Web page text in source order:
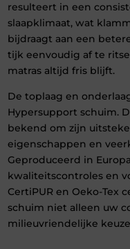
resulteert in een
slaapklimaat, wat
bijdraagt aan een
tijk eenvoudig af te
matras altijd fris blijft.
De toplaag en
Hypersupport schuim.
bekend om zijn
eigenschappen en
Geproduceerd in
kwaliteitscontroles en
CertiPUR en Oeko-Tex
schuim niet alleen uw
milieuvriendelijke